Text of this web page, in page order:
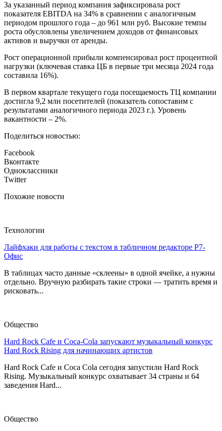
За указанный период компания зафиксировала рост
показателя EBITDA на 34% в сравнении с аналогичным
периодом прошлого года – до 961 млн руб. Высокие темпы
роста обусловлены увеличением доходов от финансовых
активов и выручки от аренды.
Рост операционной прибыли компенсировал рост процентной
нагрузки (ключевая ставка ЦБ в первые три месяца 2024 года
составила 16%).
В первом квартале текущего года посещаемость ТЦ компании
достигла 9,2 млн посетителей (показатель сопоставим с
результатами аналогичного периода 2023 г.). Уровень
вакантности – 2%.
Поделиться новостью:
Facebook
Вконтакте
Одноклассники
Twitter
Похожие новости
Технологии
Лайфхаки для работы с текстом в табличном редакторе Р7-
Офис
В таблицах часто данные «склеены» в одной ячейке, а нужны
отдельно. Вручную разбирать такие строки — тратить время и
рисковать...
Общество
Hard Rock Cafe и Coca-Cola запускают музыкальный конкурс
Hard Rock Rising для начинающих артистов
Hard Rock Cafe и Coca Cola сегодня запустили Hard Rock
Rising. Музыкальный конкурс охватывает 34 страны и 64
заведения Hard...
Общество